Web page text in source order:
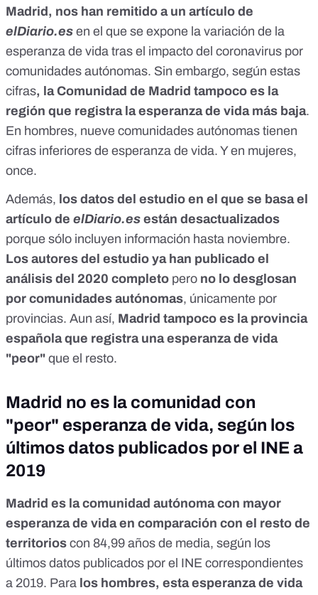
Madrid, nos han remitido a un artículo de
elDiario.es en el que se expone la variación de la
esperanza de vida tras el impacto del coronavirus por
comunidades autónomas. Sin embargo, según estas
cifras, la Comunidad de Madrid tampoco es la
región que registra la esperanza de vida más baja.
En hombres, nueve comunidades autónomas tienen
cifras inferiores de esperanza de vida. Y en mujeres,
once.
Además, los datos del estudio en el que se basa el
artículo de elDiario.es están desactualizados
porque sólo incluyen información hasta noviembre.
Los autores del estudio ya han publicado el
análisis del 2020 completo pero no lo desglosan
por comunidades autónomas, únicamente por
provincias. Aun así, Madrid tampoco es la provincia
española que registra una esperanza de vida
"peor" que el resto.
Madrid no es la comunidad con
"peor" esperanza de vida, según los
últimos datos publicados por el INE a
2019
Madrid es la comunidad autónoma con mayor
esperanza de vida en comparación con el resto de
territorios con 84,99 años de media, según los
últimos datos publicados por el INE correspondientes
a 2019. Para los hombres, esta esperanza de vida